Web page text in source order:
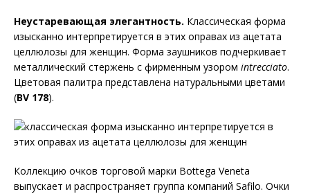
Неустаревающая элегантность. Классическая форма
изысканно интерпретируется в этих оправах из ацетата
целлюлозы для женщин. Форма заушников подчеркивает
металлический стержень с фирменным узором intrecciato.
Цветовая палитра представлена натуральными цветами
(BV 178).
Коллекцию очков торговой марки Bottega Veneta
выпускает и распространяет группа компаний Safilo. Очки